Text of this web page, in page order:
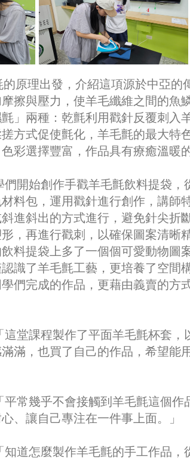
原理出發，介紹這項源於中亞的
擦與壓力，使羊毛纖維之間的魚
」兩種：乾氈利用戳針反覆刺入
方式促使氈化，羊毛氈的最大特
彩選擇豐富，作品具有療癒溫暖的
開始創作手戳羊毛氈飲料提袋，
料包，運用戳針進行創作，講師
進斜出的方式進行，避免針尖折
，再進行戳刺，以確保圖案清晰
料提袋上多了一個個可愛動物圖
識了羊毛氈工藝，更培養了空間
們完成的作品，更藉由義賣的方
堂課程製作了平面羊毛氈杯套，
滿，也買了自己的作品，希望能
常幾乎不會接觸到羊毛氈這個作
、讓自己專注在一件事上面。」
道怎麼製作羊毛氈的手工作品，